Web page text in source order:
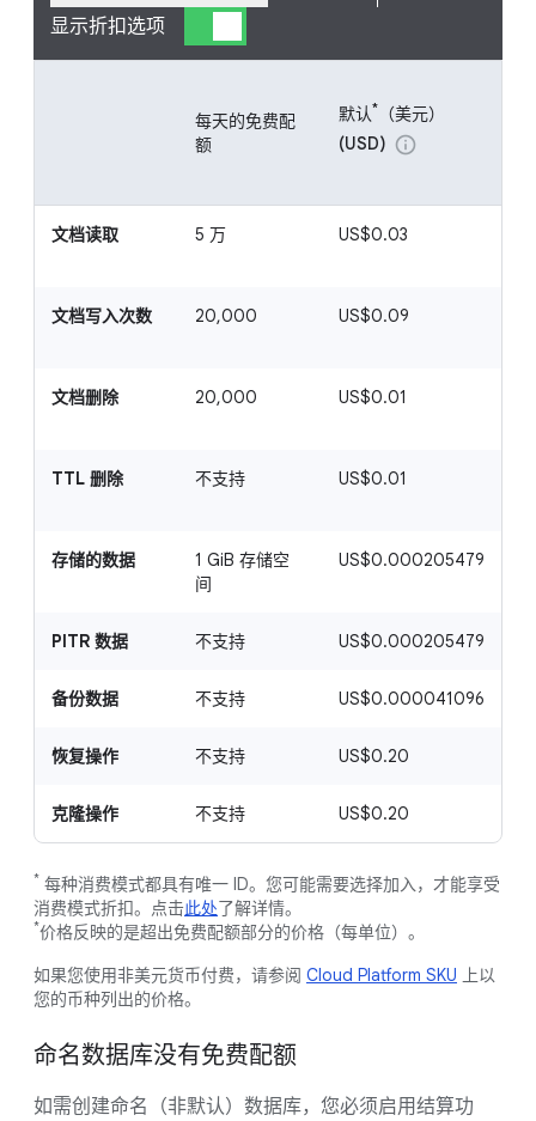
显示折扣选项
每天的免费配
额
默认*
（美元）
(USD) info
文档读取 5 万 US$0.03
文档写入次数 20,000 US$0.09
文档删除 20,000 US$0.01
TTL 删除 不支持 US$0.01
存储的数据
1 GiB 存储空
间
US$0.000205479
PITR 数据 不支持 US$0.000205479
备份数据 不支持 US$0.000041096
恢复操作 不支持 US$0.20
克隆操作 不支持 US$0.20
* 每种消费模式都具有唯一 ID。您可能需要选择加入，才能享受
消费模式折扣。点击此处了解详情。
*价格反映的是超出免费配额部分的价格（每单位）。
如果您使用非美元货币付费，请参阅 Cloud Platform SKU 上以
您的币种列出的价格。
命名数据库没有免费配额
如需创建命名（非默认）数据库，您必须启用结算功